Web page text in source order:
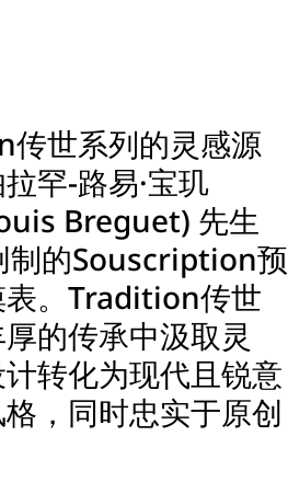
世系列的灵感源
罕-路易·宝玑
Breguet) 先生
制的Souscription预
表。Tradition传世
的传承中汲取灵
转化为现代且锐意
，同时忠实于原创